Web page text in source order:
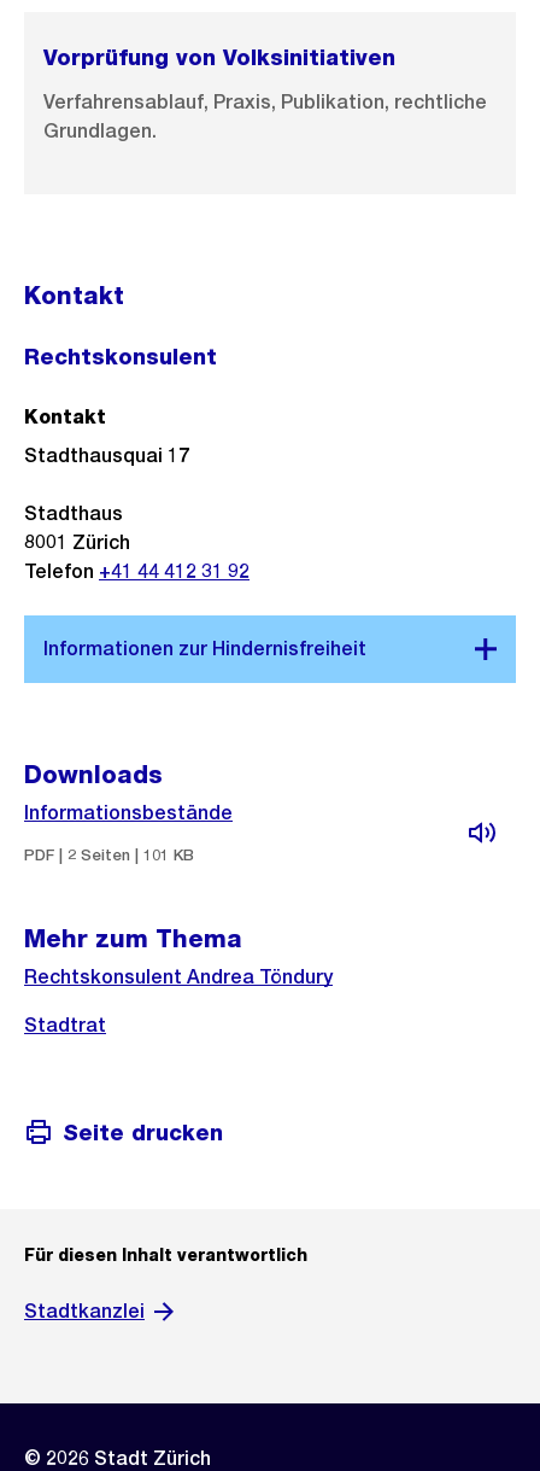
Vorprüfung von Volksinitiativen
Verfahrensablauf, Praxis, Publikation, rechtliche
Grundlagen.
Kontakt
Rechtskonsulent
Kontakt
Stadthausquai 17
Stadthaus
8001 Zürich
Telefon +41 44 412 31 92
Downloads
Informationsbestände
PDF | 2 Seiten | 101 KB
Mehr zum Thema
Rechtskonsulent Andrea Töndury
Stadtrat
Seite drucken
Für diesen Inhalt verantwortlich
Stadtkanzlei
© 2026 Stadt Zürich